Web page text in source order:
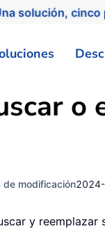
solución, cinco
de modificación
y